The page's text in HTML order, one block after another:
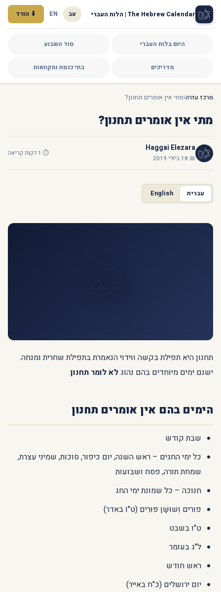
The Hebrew Calendar | הלוח העברי
היום בלוח העברי סוד השבוע
מדריכים בתי כנסת ומקוואות
עב EN ⬇ הורד
מרכז עזרה›מתי אין אומרים תחנון?
מתי אין אומרים תחנון?
Haggai Elezara
📅 18 ביולי 2019
⏱ 1 דקות קריאה
עברית English
תחנון היא תפילת בקשה ווידוי הנאמרת בתפילת שחרית ומנחה.
ישנם ימים מיוחדים בהם נהוגלא לומר תחנון.
הימים בהם אין אומרים תחנון
שבת קודש
כל ימי החגים – ראש השנה, יום כיפור, סוכות, שמיני עצרת,
שמחת תורה, פסח ושבועות
חנוכה – כל שמונת ימי החג
פורים וְשׁוּשַׁן פּוּרִים (ט"ו באדר)
ט"ו בשבט
ל"ג בעומר
ראש חודש
יום ירושלים (כ"ח באייר)